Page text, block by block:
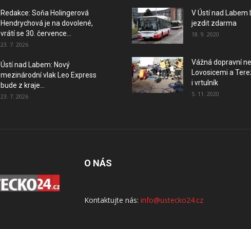
Redakce: Soňa Holingerová
Hendrychová je na dovolené,
vrátí se 30. července...
23. 7. 2026
Ústí nad Labem: Nový
mezinárodní vlak Leo Express
bude z kraje...
23. 7. 2026
V Ústí nad Labem
jezdit zdarma
18. 9. 2020
Vážná dopravní
Lovosicemi a
i vrtulník
5. 11. 2020
O NÁS
Kontaktujte nás: info@ustecko24.cz